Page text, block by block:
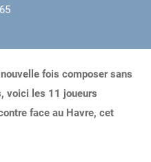
fois composer sans
voici les 11 joueurs
face au Havre, cet